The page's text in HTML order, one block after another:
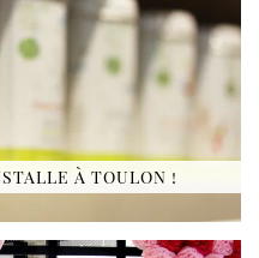
À TOULON !